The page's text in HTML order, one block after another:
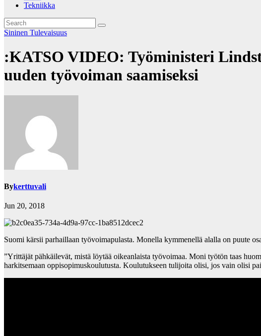
Tekniikka
Sininen Tulevaisuus
:KATSO VIDEO: Työministeri
uuden työvoiman saamiseksi
Bykerttuvali
Jun 20, 2018
Suomi kärsii parhaillaan työvoimapulasta. Monella kymmenellä alalla on puute
”Yrittäjät pähkäilevät, mistä löytää oikeanlaista työvoimaa. Moni työtön taas
harkitsemaan oppisopimuskoulutusta. Koulutukseen tulijoita olisi, jos vain olisi